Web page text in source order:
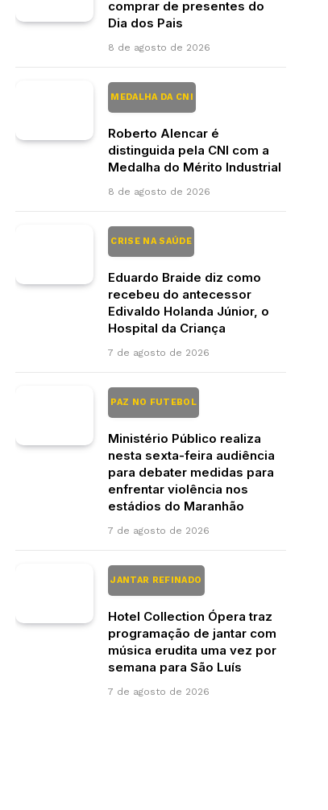
comprar de presentes do
Dia dos Pais
8 de agosto de 2026
MEDALHA DA CNI
Roberto Alencar é
distinguida pela CNI com a
Medalha do Mérito Industrial
8 de agosto de 2026
CRISE NA SAÚDE
Eduardo Braide diz como
recebeu do antecessor
Edivaldo Holanda Júnior, o
Hospital da Criança
7 de agosto de 2026
PAZ NO FUTEBOL
Ministério Público realiza
nesta sexta-feira audiência
para debater medidas para
enfrentar violência nos
estádios do Maranhão
7 de agosto de 2026
JANTAR REFINADO
Hotel Collection Ópera traz
programação de jantar com
música erudita uma vez por
semana para São Luís
7 de agosto de 2026